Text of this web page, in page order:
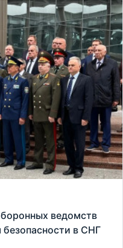
ведомств
безопасности в СНГ